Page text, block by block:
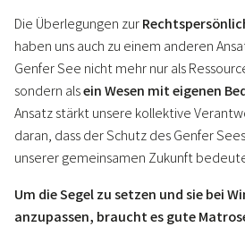
Die Überlegungen zur
haben uns auch zu einem anderen
Genfer See nicht mehr nur als
sondern alsein Wesen mit eigenen
Ansatz stärkt unsere kollektive
daran, dass der Schutz des Genfer
unserer gemeinsamen Zukunft
Um die Segel zu setzen und sie bei
anzupassen, braucht es gute